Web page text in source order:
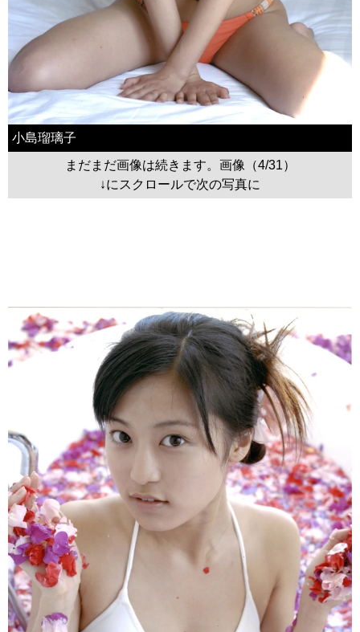
小島瑠璃子
まだまだ画像は続きます。画像（4/31）
↓にスクロールで次の写真に